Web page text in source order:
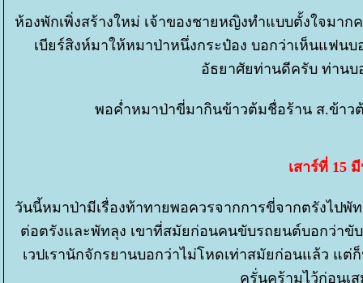
ห้องพักเพิ่งสร้างใหม่ เจ้าของชายหญิงทำแบบตั้งใจมาก
เบียร์สิงห์มาให้หมาป่าหนึ่งกระป๋อง บอกว่าเห็นแฟ
อัธยาศัยท่านดีครับ ท่าน
พอค่ำหมาป่าขี่มากินข้าวต้มชื่อร้าน ส.ข้าว
เสาร์ที่ 15
วันนี้หมาป่ามีเรื่องท้าทายพอควรจากการขี่จากตรังไป
ต่อตรังและพัทลุง เขาที่สมัยก่อนคนขับรถยนต์บอกว่า
เวปเรานักจักรยานบอกว่าไม่โหดเท่าสมัยก่อนแล้ว แ
ครั่นคร้ามไว้ก่อนเ